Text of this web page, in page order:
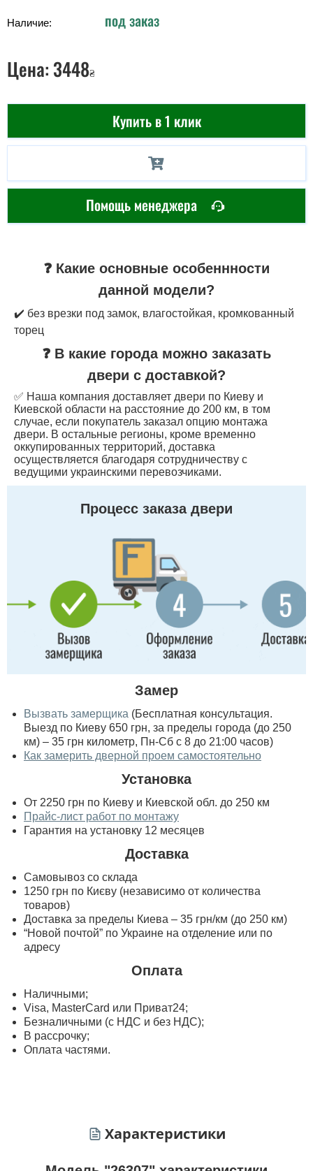
Наличие: под заказ
Цена: 3448₴
Купить в 1 клик
Помощь менеджера
❓ Какие основные особеннности
данной модели?
✔️ без врезки под замок, влагостойкая, кромкованный
торец
❓ В какие города можно заказать
двери с доставкой?
✅ Наша компания доставляет двери по Киеву и
Киевской области на расстояние до 200 км, в том
случае, если покупатель заказал опцию монтажа
двери. В остальные регионы, кроме временно
оккупированных территорий, доставка
осуществляется благодаря сотрудничеству с
ведущими украинскими перевозчиками.
Процесс заказа двери
Замер
Вызвать замерщика (Бесплатная консультация.
Выезд по Киеву 650 грн, за пределы города (до 250
км) – 35 грн километр, Пн-Сб с 8 до 21:00 часов)
Как замерить дверной проем самостоятельно
Установка
От 2250 грн по Киеву и Киевской обл. до 250 км
Прайс-лист работ по монтажу
Гарантия на установку 12 месяцев
Доставка
Самовывоз со склада
1250 грн по Києву (независимо от количества
товаров)
Доставка за пределы Киева – 35 грн/км (до 250 км)
“Новой почтой” по Украине на отделение или по
адресу
Оплата
Наличными;
Visa, MasterСard или Приват24;
Безналичными (с НДС и без НДС);
В рассрочку;
Оплата частями.
Характеристики